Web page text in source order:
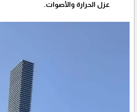
عزل الحرارة والأصوات.